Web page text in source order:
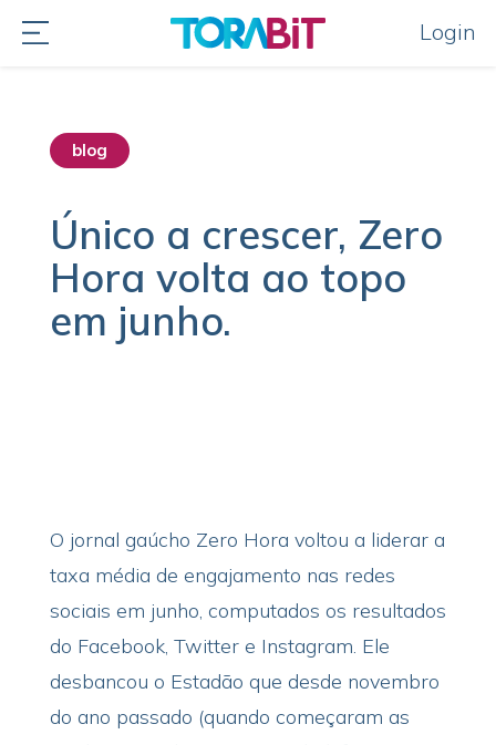
Login
blog
Único a crescer, Zero
Hora volta ao topo
em junho.
O jornal gaúcho Zero Hora voltou a liderar a
taxa média de engajamento nas redes
sociais em junho, computados os resultados
do Facebook, Twitter e Instagram. Ele
desbancou o Estadão que desde novembro
do ano passado (quando começaram as